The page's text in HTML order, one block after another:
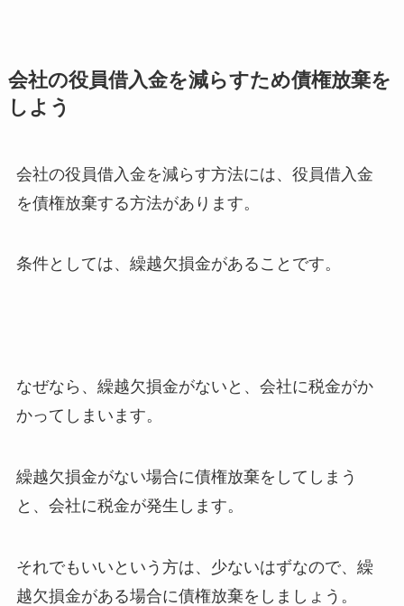
会社の役員借入金を減らすため債権放棄を
しよう
会社の役員借入金を減らす方法には、役員借入金
を債権放棄する方法があります。
条件としては、繰越欠損金があることです。
なぜなら、繰越欠損金がないと、会社に税金がか
かってしまいます。
繰越欠損金がない場合に債権放棄をしてしまう
と、会社に税金が発生します。
それでもいいという方は、少ないはずなので、繰
越欠損金がある場合に債権放棄をしましょう。